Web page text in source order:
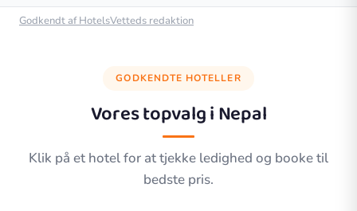
Godkendt af HotelsVetteds redaktion
GODKENDTE HOTELLER
Vores topvalg iNepal
Klik på et hotel for at tjekke ledighed og booke til
bedste pris.